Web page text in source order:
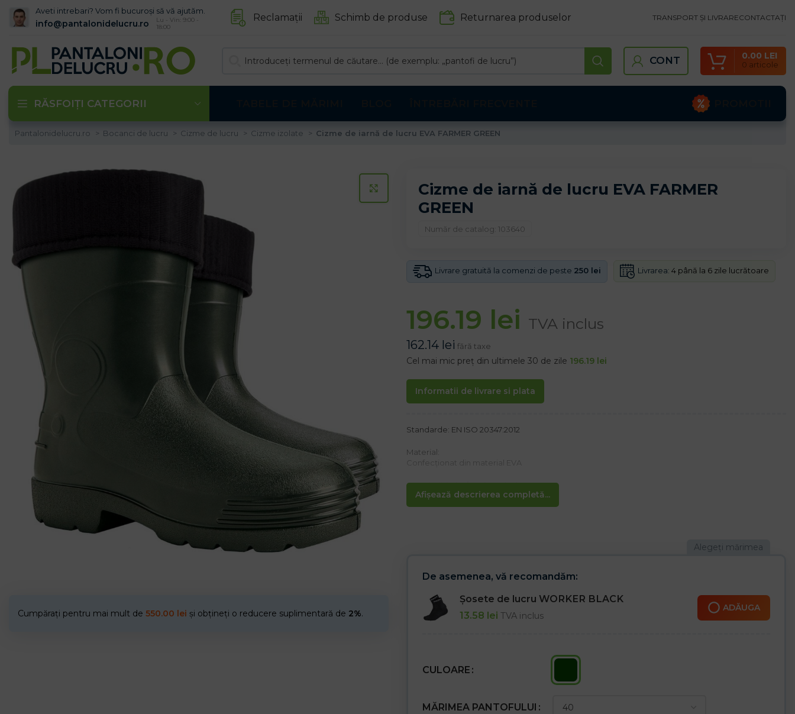
Aveti intrebari? Vom fi bucuroși să vă ajutăm.
info@pantalonidelucru.ro
Lu - Vin: 9:00 -
18:00
Reclamații Schimb de produse Returnarea produselor TRANSPORT ȘI LIVRARECONTACTAȚI
CONT 0 articole
0.00 LEI
RĂSFOIȚI CATEGORII
Pantalonidelucru.ro Bocanci de lucru Cizme de lucru Cizme izolate Cizme de iarnă de lucru EVA FARMER GREEN
CLICK PENTRU A MARI
Cumpărați pentru mai mult de 550.00 lei și obțineți o reducere suplimentară de 2%.
Cizme de iarnă de lucru EVA FARMER
GREEN
Număr de catalog: 103640
Livrare gratuită la comenzi de peste 250 lei Livrarea: 4 până la 6 zile lucrătoare
196.19 lei TVA inclus
162.14 lei fără taxe
Cel mai mic preț din ultimele 30 de zile 196.19 lei
Informatii de livrare si plata
Afișează descrierea completă...
Standarde: EN ISO 20347:2012
Material:
Confecționat din material EVA
Proprietăți:< br />– Cizme izolate
– Branț termic detașabil
– datorită proprietăților de termoizolare ale materialului, protejează piciorul de umezeală și frig
De asemenea, vă recomandăm:
Șosete de lucru WORKER BLACK
13.58 lei TVA inclus
ADĂUGA
CULOARE
MĂRIMEA PANTOFULUI